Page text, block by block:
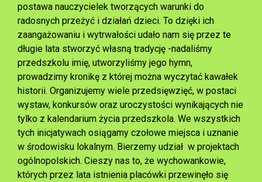
postawa nauczycielek tworzących warunki do
radosnych przeżyć i działań dzieci. To dzięki ich
zaangażowaniu i wytrwałości udało nam się przez te
długie lata stworzyć własną tradycję -nadaliśmy
przedszkolu imię, utworzyliśmy jego hymn,
prowadzimy kronikę z której można wyczytać kawałek
historii. Organizujemy wiele przedsięwzięć, w postaci
wystaw, konkursów oraz uroczystości wynikających nie
tylko z kalendarium życia przedszkola. We wszystkich
tych inicjatywach osiągamy czołowe miejsca i uznanie
w środowisku lokalnym. Bierzemy udział w projektach
ogólnopolskich. Cieszy nas to, że wychowankowie,
których przez lata istnienia placówki przewinęło się